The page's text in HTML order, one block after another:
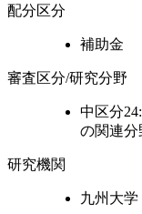
配分区分
補助金
審査区分/研究分野
中区分
の関連分
研究機関
九州大学